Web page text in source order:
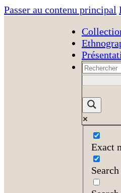
Passer au contenu principal
Exact